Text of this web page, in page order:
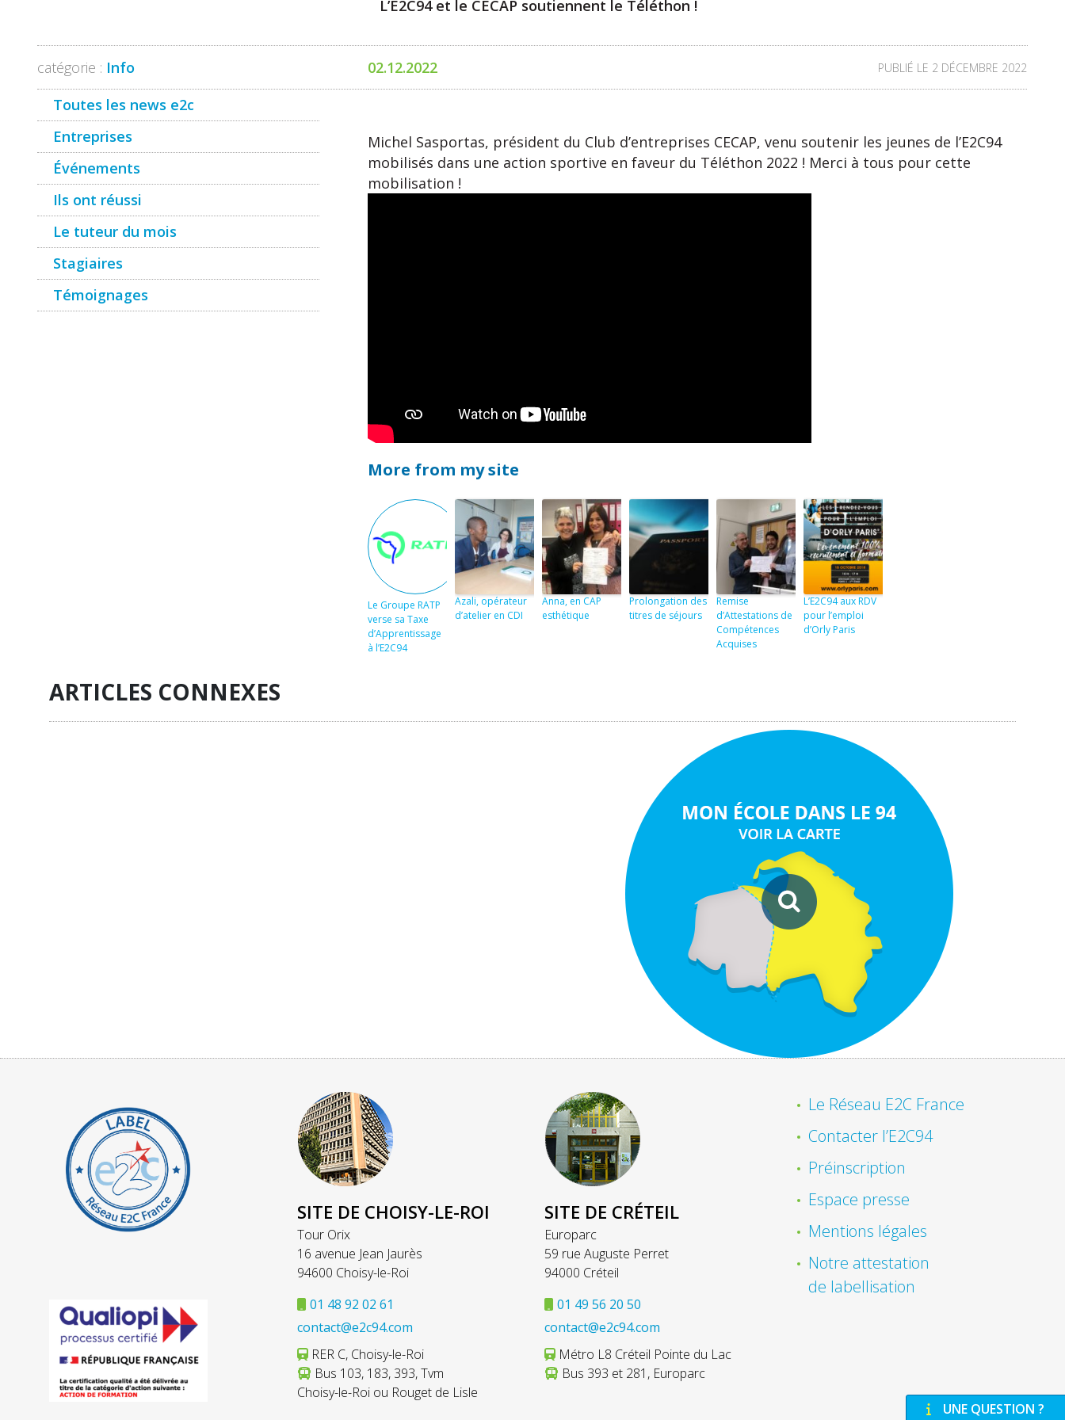
UNE QUESTION ?
L’E2C94 et le CECAP soutiennent le Téléthon !
catégorie : Info
Toutes les news e2c
Entreprises
Événements
Ils ont réussi
Le tuteur du mois
Stagiaires
Témoignages
02.12.2022 PUBLIÉ LE 2 DÉCEMBRE 2022
Michel Sasportas, président du Club d’entreprises CECAP, venu soutenir les jeunes de l’E2C94
mobilisés dans une action sportive en faveur du Téléthon 2022 ! Merci à tous pour cette
mobilisation !
More from my site
Le Groupe RATP
verse sa Taxe
d’Apprentissage
à l’E2C94
Azali, opérateur
d’atelier en CDI
Anna, en CAP
esthétique
Prolongation des
titres de séjours
Remise
d’Attestations de
Compétences
Acquises
L’E2C94 aux RDV
pour l’emploi
d’Orly Paris
ARTICLES CONNEXES
SITE DE CHOISY-LE-ROI
Tour Orix
16 avenue Jean Jaurès
94600 Choisy-le-Roi
01 48 92 02 61
contact@e2c94.com
RER C, Choisy-le-Roi
Bus 103, 183, 393, Tvm
Choisy-le-Roi ou Rouget de Lisle
SITE DE CRÉTEIL
Europarc
59 rue Auguste Perret
94000 Créteil
01 49 56 20 50
contact@e2c94.com
Métro L8 Créteil Pointe du Lac
Bus 393 et 281, Europarc
Le Réseau E2C France
Contacter l’E2C94
Préinscription
Espace presse
Mentions légales
Notre attestation
de labellisation